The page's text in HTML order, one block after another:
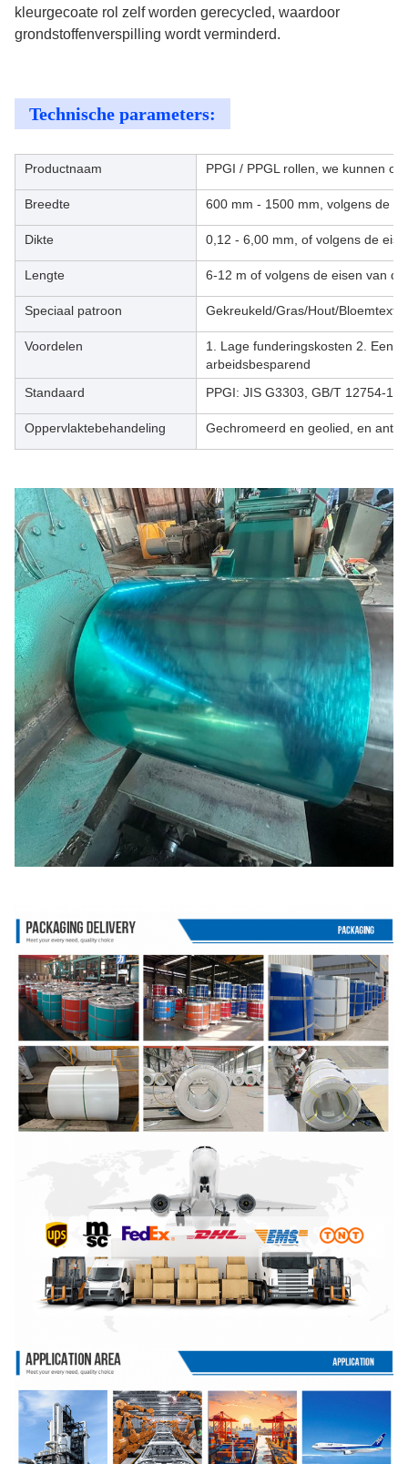
kleurgecoate rol zelf worden gerecycled, waardoor
grondstoffenverspilling wordt verminderd.
Technische parameters:
Productnaam PPGI / PPGL rollen, we kunnen
Breedte 600 mm - 1500 mm, volgens de
Dikte 0,12 - 6,00 mm, of volgens de
Lengte 6-12 m of volgens de eisen van de
Speciaal patroon Gekreukeld/Gras/Hout/
Voordelen
1. Lage funderingskosten 2.
arbeidsbesparend
Standaard
PPGI: JIS G3303, GB/T 12754-
Oppervlaktebehandeling Gechromeerd en geolied, en anti-